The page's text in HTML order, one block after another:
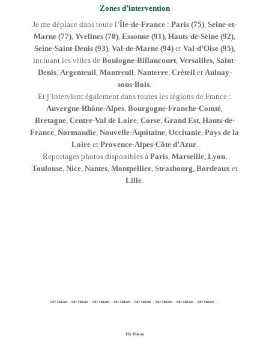
Zones d’intervention
Je me déplace dans toute l’Île-de-France : Paris (75), Seine-et-
Marne (77), Yvelines (78), Essonne (91), Hauts-de-Seine (92),
Seine-Saint-Denis (93), Val-de-Marne (94)et Val-d’Oise (95),
incluant les villes de Boulogne-Billancourt, Versailles, Saint-
Denis, Argenteuil, Montreuil, Nanterre, Créteilet Aulnay-
sous-Bois.
Et j’intervient également dans toutes les régions de France :
Auvergne-Rhône-Alpes, Bourgogne-Franche-Comté,
Bretagne, Centre-Val de Loire, Corse, Grand Est, Hauts-de-
France, Normandie, Nouvelle-Aquitaine, Occitanie, Pays de la
Loireet Provence-Alpes-Côte d’Azur.
Reportages photos disponibles à Paris, Marseille, Lyon,
Toulouse, Nice, Nantes, Montpellier, Strasbourg, Bordeauxet
Lille.
Idir Hakim – Idir Hakim – Idir Hakim – Idir Hakim – Idir Hakim – Idir Hakim – Idir Hakim – Idir Hakim –
Idir Hakim